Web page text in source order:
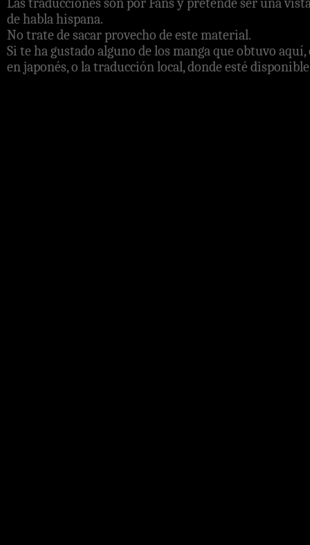
de habla hispana.
No trate de sacar provecho de este material.
Si te ha gustado alguno de los manga que obtuvo
en japonés, o la traducción local, donde esté